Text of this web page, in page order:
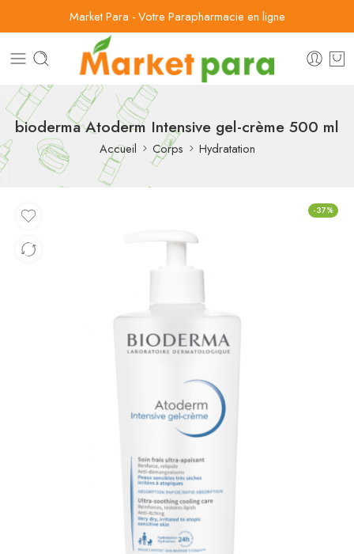
Market Para - Votre Parapharmacie en ligne
bioderma Atoderm Intensive gel-crème 500 ml
Accueil Corps Hydratation
-37%